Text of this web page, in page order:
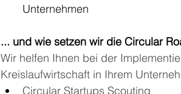
Unternehmen
... und wie setzen wir die Circular
Wir helfen Ihnen bei der
Kreislaufwirtschaft in Ihrem
Circular Startups Scouting